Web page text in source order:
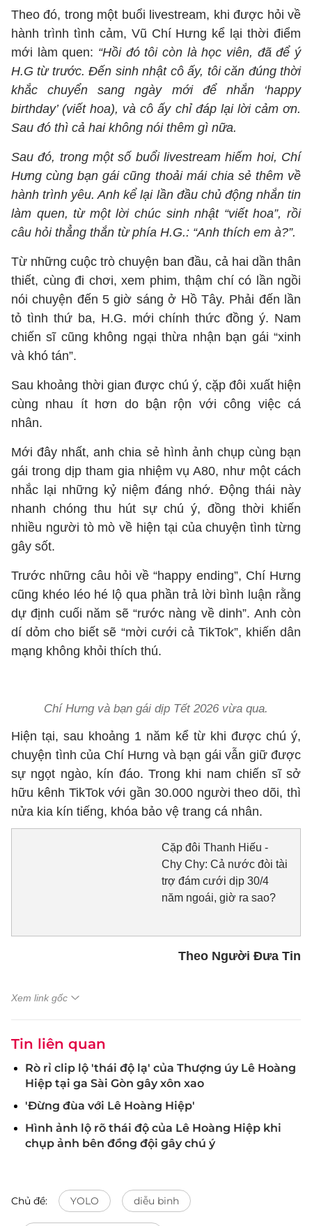
Theo đó, trong một buổi livestream, khi được hỏi về
hành trình tình cảm, Vũ Chí Hưng kể lại thời điểm
mới làm quen: “Hồi đó tôi còn là học viên, đã để ý
H.G từ trước. Đến sinh nhật cô ấy, tôi căn đúng thời
khắc chuyển sang ngày mới để nhắn ‘happy
birthday’ (viết hoa), và cô ấy chỉ đáp lại lời cảm ơn.
Sau đó thì cả hai không nói thêm gì nữa.
Sau đó, trong một số buổi livestream hiếm hoi, Chí
Hưng cùng bạn gái cũng thoải mái chia sẻ thêm về
hành trình yêu. Anh kể lại lần đầu chủ động nhắn tin
làm quen, từ một lời chúc sinh nhật “viết hoa”, rồi
câu hỏi thẳng thắn từ phía H.G.: “Anh thích em à?”.
Từ những cuộc trò chuyện ban đầu, cả hai dần thân
thiết, cùng đi chơi, xem phim, thậm chí có lần ngồi
nói chuyện đến 5 giờ sáng ở Hồ Tây. Phải đến lần
tỏ tình thứ ba, H.G. mới chính thức đồng ý. Nam
chiến sĩ cũng không ngại thừa nhận bạn gái “xinh
và khó tán”.
Sau khoảng thời gian được chú ý, cặp đôi xuất hiện
cùng nhau ít hơn do bận rộn với công việc cá
nhân.
Mới đây nhất, anh chia sẻ hình ảnh chụp cùng bạn
gái trong dịp tham gia nhiệm vụ A80, như một cách
nhắc lại những kỷ niệm đáng nhớ. Động thái này
nhanh chóng thu hút sự chú ý, đồng thời khiến
nhiều người tò mò về hiện tại của chuyện tình từng
gây sốt.
Trước những câu hỏi về “happy ending”, Chí Hưng
cũng khéo léo hé lộ qua phần trả lời bình luận rằng
dự định cuối năm sẽ “rước nàng về dinh”. Anh còn
dí dỏm cho biết sẽ “mời cưới cả TikTok”, khiến dân
mạng không khỏi thích thú.
Chí Hưng và bạn gái dịp Tết 2026 vừa qua.
Hiện tại, sau khoảng 1 năm kể từ khi được chú ý,
chuyện tình của Chí Hưng và bạn gái vẫn giữ được
sự ngọt ngào, kín đáo. Trong khi nam chiến sĩ sở
hữu kênh TikTok với gần 30.000 người theo dõi, thì
nửa kia kín tiếng, khóa bảo vệ trang cá nhân.
Cặp đôi Thanh Hiếu -
Chy Chy: Cả nước đòi tài
trợ đám cưới dịp 30/4
năm ngoái, giờ ra sao?
Theo Người Đưa Tin
Xem link gốc
Tin liên quan
Rò rỉ clip lộ 'thái độ lạ' của Thượng úy Lê Hoàng
Hiệp tại ga Sài Gòn gây xôn xao
'Đừng đùa với Lê Hoàng Hiệp'
Hình ảnh lộ rõ thái độ của Lê Hoàng Hiệp khi
chụp ảnh bên đồng đội gây chú ý
Chủ đề: YOLO diễu binh